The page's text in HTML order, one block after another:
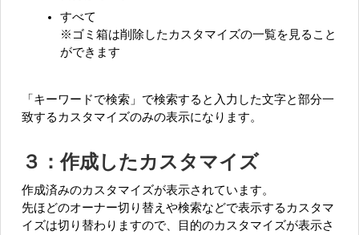
すべて
※ゴミ箱は削除したカスタマイズの一覧を見ること
ができます
「キーワードで検索」で検索すると入力した文字と部分一
致するカスタマイズのみの表示になります。
３：作成したカスタマイズ
作成済みのカスタマイズが表示されています。
先ほどのオーナー切り替えや検索などで表示するカスタマ
イズは切り替わりますので、目的のカスタマイズが表示さ